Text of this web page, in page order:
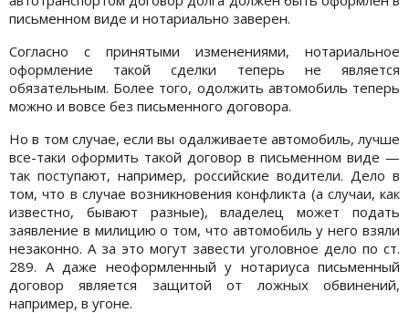
письменном виде и нотариально заверен.
Согласно с принятыми изменениями, нотариальное
оформление такой сделки теперь не является
обязательным. Более того, одолжить автомобиль теперь
можно и вовсе без письменного договора.
Но в том случае, если вы одалживаете автомобиль, лучше
все-таки оформить такой договор в письменном виде —
так поступают, например, российские водители. Дело в
том, что в случае возникновения конфликта (а случаи, как
известно, бывают разные), владелец может подать
заявление в милицию о том, что автомобиль у него взяли
незаконно. А за это могут завести уголовное дело по ст.
289. А даже неоформленный у нотариуса письменный
договор является защитой от ложных обвинений,
например, в угоне.